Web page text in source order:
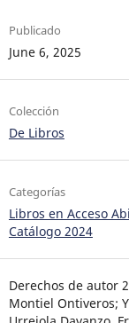
Publicado
June 6, 2025
Colección
De Libros
Categorías
Libros en Acceso
Catálogo 2024
Derechos de autor
Montiel Ontiveros;